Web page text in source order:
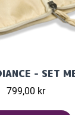
799,00 kr